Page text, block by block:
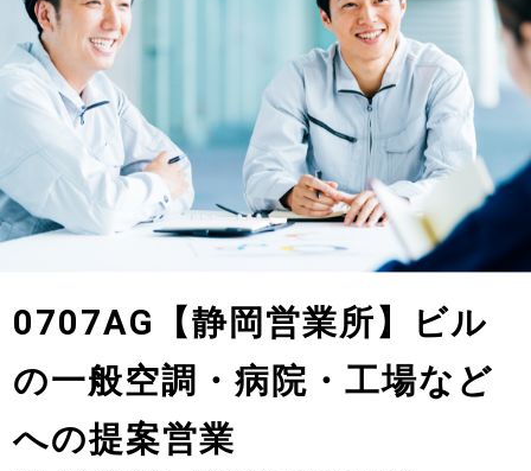
0707AG【静岡営業所】ビル
の一般空調・病院・工場など
への提案営業